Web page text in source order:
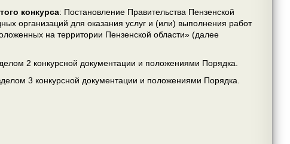
конкурса: Постановление Правительства Пензенской
организаций для оказания услуг и (или) выполнения работ
на территории Пензенской области» (далее
2 конкурсной документации и положениями Порядка.
3 конкурсной документации и положениями Порядка.